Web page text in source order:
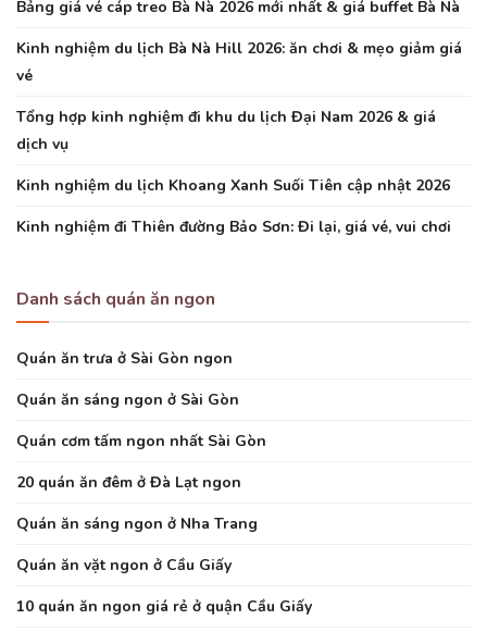
Bảng giá vé cáp treo Bà Nà 2026 mới nhất & giá buffet Bà Nà
Kinh nghiệm du lịch Bà Nà Hill 2026: ăn chơi & mẹo giảm giá
vé
Tổng hợp kinh nghiệm đi khu du lịch Đại Nam 2026 & giá
dịch vụ
Kinh nghiệm du lịch Khoang Xanh Suối Tiên cập nhật 2026
Kinh nghiệm đi Thiên đường Bảo Sơn: Đi lại, giá vé, vui chơi
Danh sách quán ăn ngon
Quán ăn trưa ở Sài Gòn ngon
Quán ăn sáng ngon ở Sài Gòn
Quán cơm tấm ngon nhất Sài Gòn
20 quán ăn đêm ở Đà Lạt ngon
Quán ăn sáng ngon ở Nha Trang
Quán ăn vặt ngon ở Cầu Giấy
10 quán ăn ngon giá rẻ ở quận Cầu Giấy